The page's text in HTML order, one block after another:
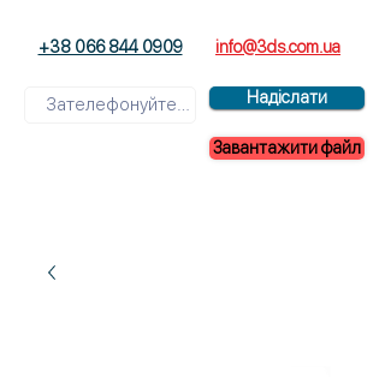
+38 066 844 0909 info@3ds.com.ua
Надіслати
Завантажити файл